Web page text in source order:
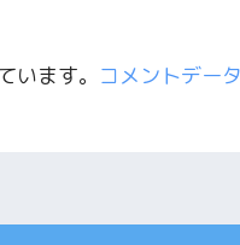
ます。 コメントデー